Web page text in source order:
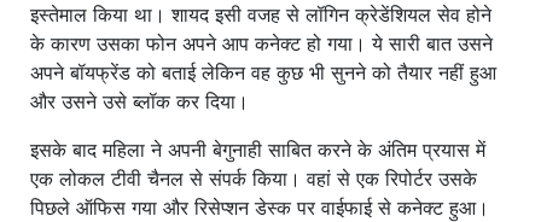
इस्तेमाल किया था। शायद इसी वजह से लॉगिन क्रेडेंशियल सेव होने
के कारण उसका फोन अपने आप कनेक्ट हो गया। ये सारी बात उसने
अपने बॉयफ्रेंड को बताई लेकिन वह कुछ भी सुनने को तैयार नहीं हुआ
और उसने उसे ब्लॉक कर दिया।
इसके बाद महिला ने अपनी बेगुनाही साबित करने के अंतिम प्रयास में
एक लोकल टीवी चैनल से संपर्क किया। वहां से एक रिपोर्टर उसके
पिछले ऑफिस गया और रिसेप्शन डेस्क पर वाईफाई से कनेक्ट हुआ।